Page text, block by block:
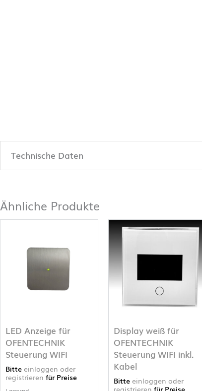
Technische Daten
Ähnliche Produkte
LED Anzeige für
OFENTECHNIK
Steuerung WIFI
Bitte einloggen oder
registrieren für Preise
Display weiß für
OFENTECHNIK
Steuerung WIFI inkl.
Kabel
Bitte einloggen oder
registrieren für Preise